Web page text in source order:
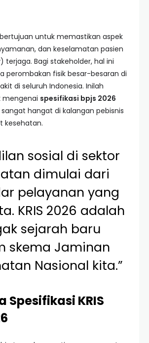
bertujuan untuk memastikan aspek
dan keselamatan pasien
Bagi stakeholder, hal ini
perombakan fisik besar-besaran di
di seluruh Indonesia. Inilah
mengenai spesifikasi bpjs 2026
hangat di kalangan pebisnis
kesehatan.
sosial di sektor
dimulai dari
pelayanan yang
KRIS 2026 adalah
sejarah baru
skema Jaminan
Nasional kita.”
Spesifikasi KRIS